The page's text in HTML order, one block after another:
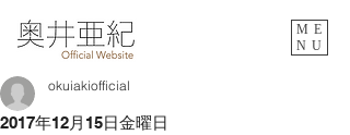
ME
NU
2017年12月15日金曜日
okuiakiofficial